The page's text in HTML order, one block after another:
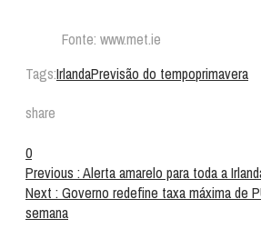
Fonte: www.met.ie
Tags:IrlandaPrevisão do tempoprimavera
share
0
Previous :Alerta amarelo para toda a
Next : Governo redefine taxa máxima de
semana